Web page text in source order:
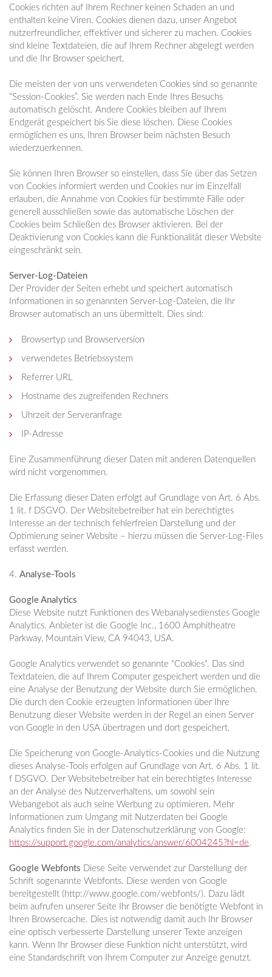
Cookies richten auf Ihrem Rechner keinen Schaden an und
enthalten keine Viren. Cookies dienen dazu, unser Angebot
nutzerfreundlicher, effektiver und sicherer zu machen. Cookies
sind kleine Textdateien, die auf Ihrem Rechner abgelegt werden
und die Ihr Browser speichert.
Die meisten der von uns verwendeten Cookies sind so genannte
“Session-Cookies”. Sie werden nach Ende Ihres Besuchs
automatisch gelöscht. Andere Cookies bleiben auf Ihrem
Endgerät gespeichert bis Sie diese löschen. Diese Cookies
ermöglichen es uns, Ihren Browser beim nächsten Besuch
wiederzuerkennen.
Sie können Ihren Browser so einstellen, dass Sie über das Setzen
von Cookies informiert werden und Cookies nur im Einzelfall
erlauben, die Annahme von Cookies für bestimmte Fälle oder
generell ausschließen sowie das automatische Löschen der
Cookies beim Schließen des Browser aktivieren. Bei der
Deaktivierung von Cookies kann die Funktionalität dieser Website
eingeschränkt sein.
Server-Log-Dateien
Der Provider der Seiten erhebt und speichert automatisch
Informationen in so genannten Server-Log-Dateien, die Ihr
Browser automatisch an uns übermittelt. Dies sind:
Browsertyp und Browserversion
verwendetes Betriebssystem
Referrer URL
Hostname des zugreifenden Rechners
Uhrzeit der Serveranfrage
IP-Adresse
Eine Zusammenführung dieser Daten mit anderen Datenquellen
wird nicht vorgenommen.
Die Erfassung dieser Daten erfolgt auf Grundlage von Art. 6 Abs.
1 lit. f DSGVO. Der Websitebetreiber hat ein berechtigtes
Interesse an der technisch fehlerfreien Darstellung und der
Optimierung seiner Website – hierzu müssen die Server-Log-Files
erfasst werden.
4. Analyse-Tools
Google Analytics
Diese Website nutzt Funktionen des Webanalysedienstes Google
Analytics. Anbieter ist die Google Inc., 1600 Amphitheatre
Parkway, Mountain View, CA 94043, USA.
Google Analytics verwendet so genannte "Cookies". Das sind
Textdateien, die auf Ihrem Computer gespeichert werden und die
eine Analyse der Benutzung der Website durch Sie ermöglichen.
Die durch den Cookie erzeugten Informationen über Ihre
Benutzung dieser Website werden in der Regel an einen Server
von Google in den USA übertragen und dort gespeichert.
Die Speicherung von Google-Analytics-Cookies und die Nutzung
dieses Analyse-Tools erfolgen auf Grundlage von Art. 6 Abs. 1 lit.
f DSGVO. Der Websitebetreiber hat ein berechtigtes Interesse
an der Analyse des Nutzerverhaltens, um sowohl sein
Webangebot als auch seine Werbung zu optimieren. Mehr
Informationen zum Umgang mit Nutzerdaten bei Google
Analytics finden Sie in der Datenschutzerklärung von Google:
https://support.google.com/analytics/answer/6004245?hl=de.
Google Webfonts Diese Seite verwendet zur Darstellung der
Schrift sogenannte Webfonts. Diese werden von Google
bereitgestellt (http://www.google.com/webfonts/). Dazu lädt
beim aufrufen unserer Seite Ihr Browser die benötigte Webfont in
Ihren Browsercache. Dies ist notwendig damit auch Ihr Browser
eine optisch verbesserte Darstellung unserer Texte anzeigen
kann. Wenn Ihr Browser diese Funktion nicht unterstützt, wird
eine Standardschrift von Ihrem Computer zur Anzeige genutzt.